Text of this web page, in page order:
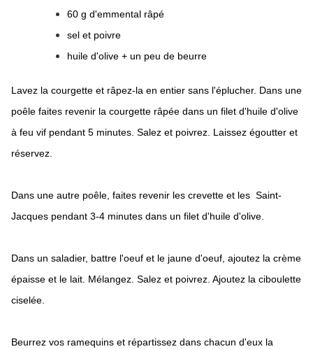
60 g d'emmental râpé
sel et poivre
huile d'olive + un peu de beurre
Lavez la courgette et râpez-la en entier sans l'éplucher. Dans une
poêle faites revenir la courgette râpée dans un filet d'huile d'olive
à feu vif pendant 5 minutes. Salez et poivrez. Laissez égoutter et
réservez.
Dans une autre poêle, faites revenir les crevette et les Saint-
Jacques pendant 3-4 minutes dans un filet d'huile d'olive.
Dans un saladier, battre l'oeuf et le jaune d'oeuf, ajoutez la crème
épaisse et le lait. Mélangez. Salez et poivrez. Ajoutez la ciboulette
ciselée.
Beurrez vos ramequins et répartissez dans chacun d'eux la